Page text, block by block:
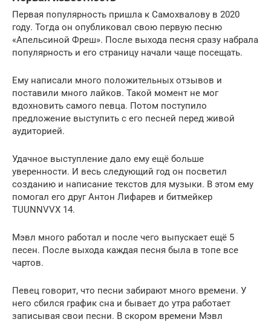
Первая популярность пришла к Самохвалову в 2020
году. Тогда он опубликовал свою первую песню
«Апельсиной Фреш». После выхода песня сразу набрала
популярность и его страницу начали чаще посещать.
Ему написали много положительных отзывов и
поставили много лайков. Такой момент не мог
вдохновить самого певца. Потом поступило
предложение выступить с его песней перед живой
аудиторией.
Удачное выступление дало ему ещё больше
уверенности. И весь следующий год он посветил
созданию и написание текстов для музыки. В этом ему
помогал его друг Антон Лифарев и битмейкер
TUUNNVVX 14.
Мэвл много работал и после чего выпускает ещё 5
песен. После выхода каждая песня была в топе все
чартов.
Певец говорит, что песни забирают много времени. У
него сбился график сна и бывает до утра работает
записывая свои песни. В скором времени Мэвл